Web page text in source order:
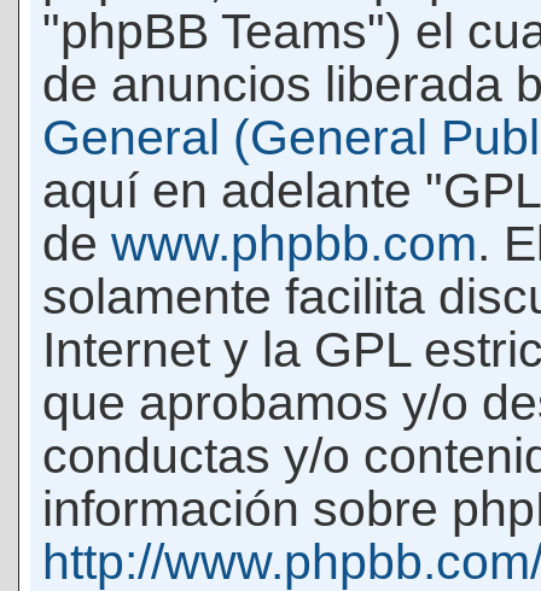
"phpBB Teams") el
de anuncios liberada
General (General
aquí en adelante
de www.phpbb.com.
solamente facilita
Internet y la GPL
que aprobamos y/o
conductas y/o
información sobre
http://